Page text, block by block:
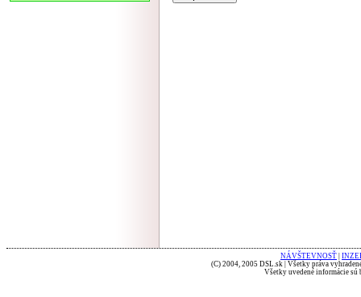
NÁVŠTEVNOSŤ
(C) 2004, 2005 DSL.sk | Všetky práva
Všetky uvedené informácie sú